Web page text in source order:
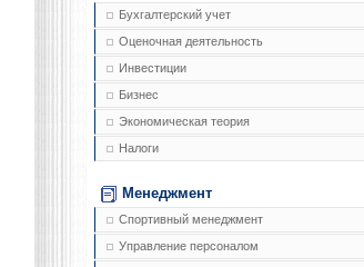
Бухгалтерский учет
Оценочная деятельность
Инвестиции
Бизнес
Экономическая теория
Налоги
Менеджмент
Спортивный менеджмент
Управление персоналом